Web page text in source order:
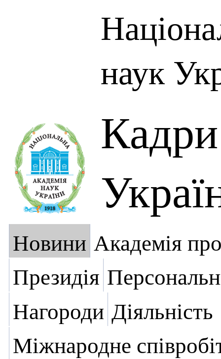
наук
Новини Академія
Президія
Нагороди Діяльність
Міжнародне